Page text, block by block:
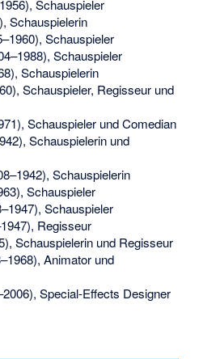
Schauspieler
Schauspielerin
Schauspieler
Schauspieler
Schauspielerin
Schauspieler, Regisseur und
Schauspieler und Comedian
Schauspielerin und
Schauspielerin
Schauspieler
Schauspieler
Regisseur
Schauspielerin und Regisseur
Animator und
Special-Effects Designer